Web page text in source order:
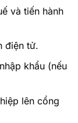
và tiến hành
điện tử.
khẩu (nếu
lên cổng